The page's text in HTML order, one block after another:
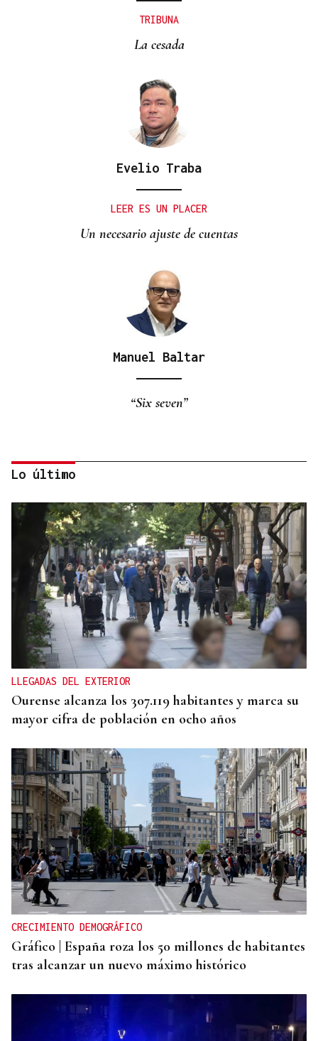
TRIBUNA
La cesada
Evelio Traba
LEER ES UN PLACER
Un necesario ajuste de cuentas
Manuel Baltar
“Six seven”
Eduardo Medrano
Primera carrera de Ascot
Lo último
LLEGADAS DEL EXTERIOR
Ourense alcanza los 307.119 habitantes y marca su
mayor cifra de población en ocho años
CRECIMIENTO DEMOGRÁFICO
Gráfico | España roza los 50 millones de habitantes
tras alcanzar un nuevo máximo histórico